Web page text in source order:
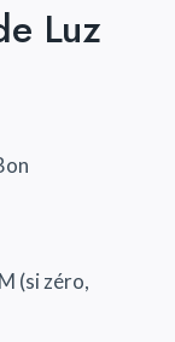
Luz
(si zéro,